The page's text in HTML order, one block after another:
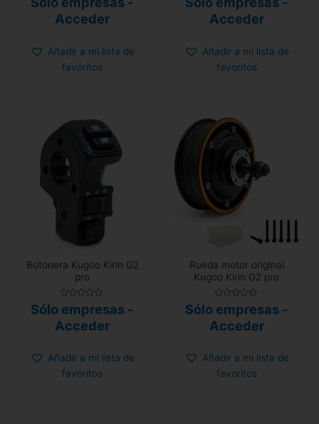
con
0
de
Acceder
Añadir a mi lista de
favoritos
con
0
de
Acceder
Añadir a mi lista de
favoritos
Botonera Kugoo Kirin G2
pro
con
0
de
Sólo empresas -
Acceder
Añadir a mi lista de
favoritos
Rueda motor original
Kugoo Kirin G2 pro
con
0
de
Sólo empresas -
Acceder
Añadir a mi lista de
favoritos